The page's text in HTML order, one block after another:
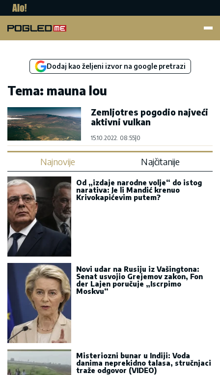
Dodaj kao željeni izvor na google pretrazi
Tema: mauna lou
Zemljotres pogodio najveći
aktivni vulkan
15.10.2022. 08:55|0
Najnovije Najčitanije
Od „izdaje narodne volje“ do istog
narativa: Je li Mandić krenuo
Krivokapićevim putem?
Novi udar na Rusiju iz Vašingtona:
Senat usvojio Grejemov zakon, Fon
der Lajen poručuje „Iscrpimo
Moskvu“
Misteriozni bunar u Indiji: Voda
danima neprekidno talasa, stručnjaci
traže odgovor (VIDEO)